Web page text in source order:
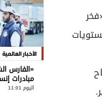
الأخبار العالمية
مبادرات
اليوم 11:01